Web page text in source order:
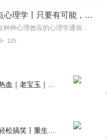
墨菲定律：每天学点心理学丨只要有可能，就一定会发生
本书是一本揭示人类潜在种种心理效应的心理学通俗读物，其中最有代表性的即“墨菲定律”。与此同时，从自我认知、经济管理等方面入手，作者引出了数十条对现代人工作和生活...
125